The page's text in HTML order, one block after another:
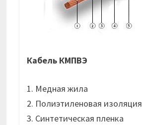
Кабель КМПВЭ
1. Медная жила
2. Полиэтиленовая изоляция
3. Синтетическая пленка